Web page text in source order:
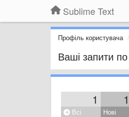
Sublime Text
Профіль користувача
Ваші запити
1 1
Всі Нові